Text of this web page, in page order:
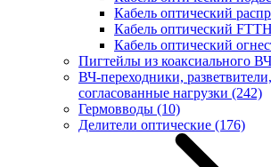
Кабель оптический
Кабель оптический
Кабель оптический
Пигтейлы из коаксиального
ВЧ-переходники,
согласованные нагрузки (242)
Гермовводы (10)
Делители оптические (176)